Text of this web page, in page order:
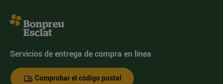
Servicios de entrega de compra en línea
Comprobar el código postal